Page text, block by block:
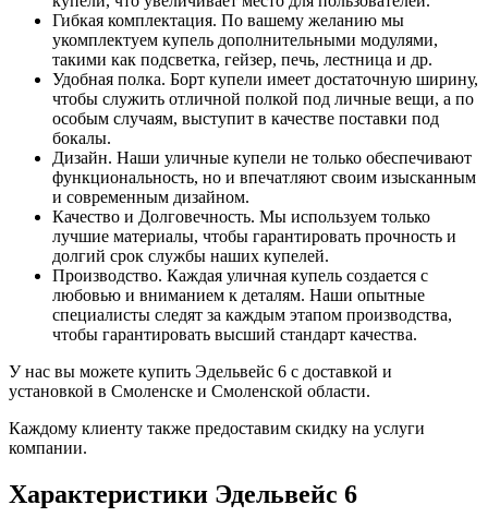
Гибкая комплектация. По вашему желанию мы
укомплектуем купель дополнительными модулями,
такими как подсветка, гейзер, печь, лестница и др.
Удобная полка. Борт купели имеет достаточную ширину,
чтобы служить отличной полкой под личные вещи, а по
особым случаям, выступит в качестве поставки под
бокалы.
Дизайн. Наши уличные купели не только обеспечивают
функциональность, но и впечатляют своим изысканным
и современным дизайном.
Качество и Долговечность. Мы используем только
лучшие материалы, чтобы гарантировать прочность и
долгий срок службы наших купелей.
Производство. Каждая уличная купель создается с
любовью и вниманием к деталям. Наши опытные
специалисты следят за каждым этапом производства,
чтобы гарантировать высший стандарт качества.
У нас вы можете купить Эдельвейс 6 с доставкой и
установкой в Смоленске и Смоленской области.
Каждому клиенту также предоставим скидку на услуги
компании.
Характеристики Эдельвейс 6